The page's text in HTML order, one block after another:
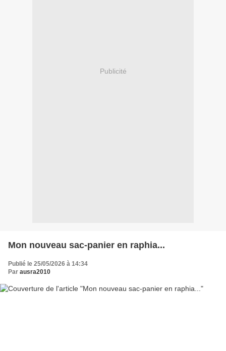
Publicité
Mon nouveau sac-panier en raphia...
Publié le 25/05/2026 à 14:34
Par ausra2010